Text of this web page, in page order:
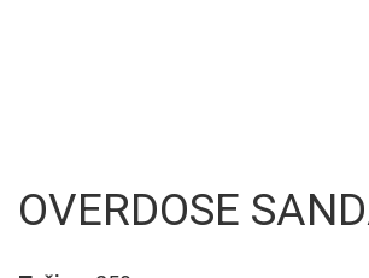
OVERDOSE